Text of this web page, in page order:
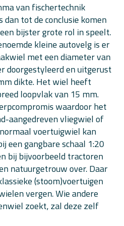
van fischertechnik
tot de conclusie komen
bijster grote rol in speelt.
kleine autovelg is er
met een diameter van
doorgestyleerd en uitgerust
dikte. Het wiel heeft
loopvlak van 15 mm.
waardoor het
aangedreven vliegwiel of
voertuigwiel kan
een gangbare schaal 1:20
bij bijvoorbeeld tractoren
natuurgetrouw over. Daar
(stoom)voertuigen
vergen. Wie andere
zoekt, zal deze zelf